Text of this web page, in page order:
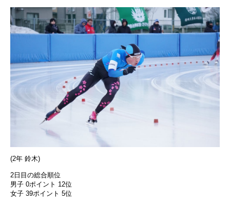
(2年 鈴木)
2日目の総合順位
男子 0ポイント 12位
女子 39ポイント 5位